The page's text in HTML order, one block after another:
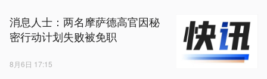
消息人士：两名摩萨德高官因秘
密行动计划失败被免职
8月6日 17:15